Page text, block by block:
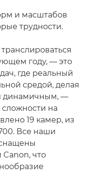
и масштабов
трудности.
году, — это
где реальный
средой, делая
динамичным, —
на
19 камер, из
Все наши
что